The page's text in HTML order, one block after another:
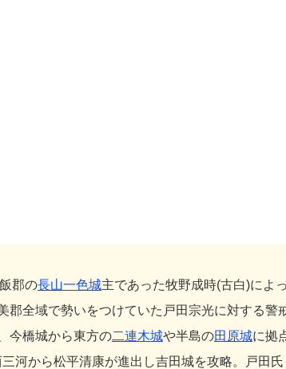
郡の長山一色城主であった牧野成時(古白)によ
郡全域で勢いをつけていた戸田宗光に対する
今橋城から東方の二連木城や半島の田原城に拠
河から松平清康が進出し吉田城を攻略。戸田